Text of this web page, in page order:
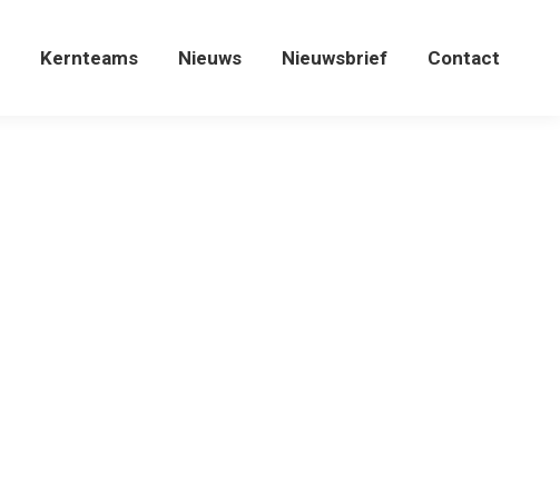
Kernteams Nieuws Nieuwsbrief Contact
Kernteams Nieuws Nieuwsbrief Contact